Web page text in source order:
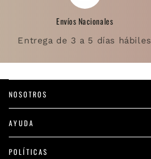
Envíos Nacionales
Entrega de 3 a 5 días hábiles
NOSOTROS
AYUDA
POLÍTICAS